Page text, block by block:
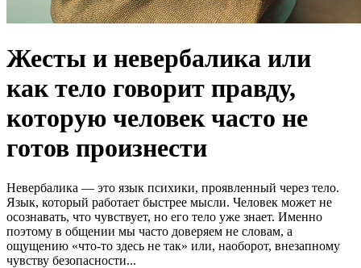
Жесты и невербалика или
как тело говорит правду,
которую человек часто не
готов произнести
Невербалика — это язык психики, проявленный через тело.
Язык, который работает быстрее мысли. Человек может не
осознавать, что чувствует, но его тело уже знает. Именно
поэтому в общении мы часто доверяем не словам, а
ощущению «что-то здесь не так» или, наоборот, внезапному
чувству безопасности...